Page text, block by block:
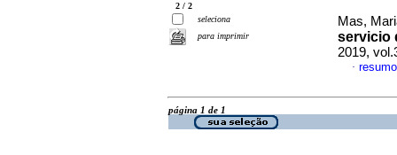
2 / 2
seleciona
para imprimir
Mas,
servicio
2019,
·
página 1 de 1